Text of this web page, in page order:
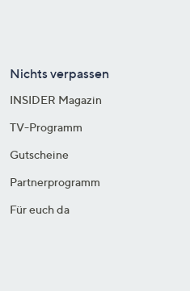
Nichts verpassen
INSIDER Magazin
TV-Programm
Gutscheine
Partnerprogramm
Für euch da